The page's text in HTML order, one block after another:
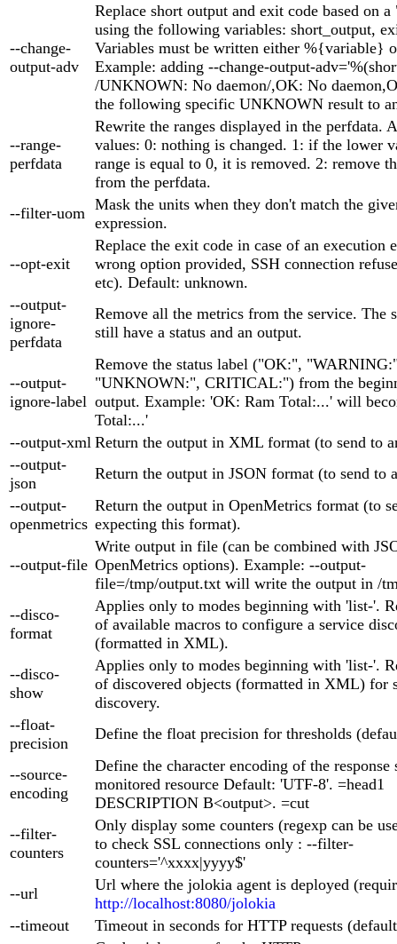
--change-
output-adv
Replace short output and exit code based on
using the following variables: short_output,
Variables must be written either %{variable}
Example: adding --change-output-
/UNKNOWN: No daemon/,OK: No
the following specific UNKNOWN result to
--range-
perfdata
Rewrite the ranges displayed in the perfdata.
values: 0: nothing is changed. 1: if the lower
range is equal to 0, it is removed. 2: remove
from the perfdata.
--filter-uom Mask the units when they don't match the
expression.
--opt-exit
Replace the exit code in case of an execution
wrong option provided, SSH connection
etc). Default: unknown.
--output-
ignore-
perfdata
Remove all the metrics from the service. The
still have a status and an output.
--output-
ignore-label
Remove the status label ("OK:",
"UNKNOWN:", CRITICAL:") from the
output. Example: 'OK: Ram Total:...' will
Total:...'
--output-xml Return the output in XML format (to send to
--output-
json
Return the output in JSON format (to send to
--output-
openmetrics
Return the output in OpenMetrics format (to
expecting this format).
--output-file
Write output in file (can be combined with
OpenMetrics options). Example: --output-
file=/tmp/output.txt will write the output in /
--disco-
format
Applies only to modes beginning with 'list-'.
of available macros to configure a service
(formatted in XML).
--disco-
show
Applies only to modes beginning with 'list-'.
of discovered objects (formatted in XML) for
discovery.
--float-
precision
Define the float precision for thresholds
--source-
encoding
Define the character encoding of the response
monitored resource Default: 'UTF-8'. =head1
DESCRIPTION B<output>. =cut
--filter-
counters
Only display some counters (regexp can be
to check SSL connections only : --filter-
counters='^xxxx|yyyy$'
--url
Url where the jolokia agent is deployed
http://localhost:8080/jolokia
--timeout
Timeout in seconds for HTTP requests